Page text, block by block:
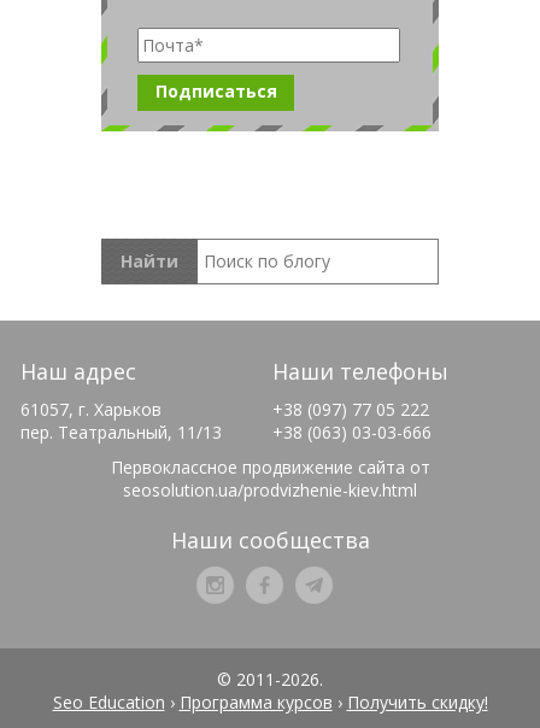
Наш адрес
61057, г. Харьков
пер. Театральный, 11/13
Наши телефоны
+38 (097) 77 05 222
+38 (063) 03-03-666
Первоклассное продвижение сайта от
seosolution.ua/prodvizhenie-kiev.html
Наши сообщества
© 2011-2026.
Seo Education › Программа курсов › Получить скидку!